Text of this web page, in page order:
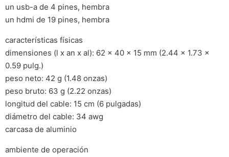
un usb-a de 4 pines, hembra
un hdmi de 19 pines, hembra
características físicas
dimensiones (l x an x al): 62 x 40 x 15 mm (2.44 x 1.73 x
0.59 pulg.)
peso neto: 42 g (1.48 onzas)
peso bruto: 63 g (2.22 onzas)
longitud del cable: 15 cm (6 pulgadas)
diámetro del cable: 34 awg
carcasa de aluminio
ambiente de operación